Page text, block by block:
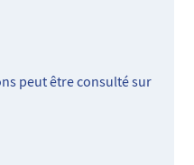
peut être consulté sur